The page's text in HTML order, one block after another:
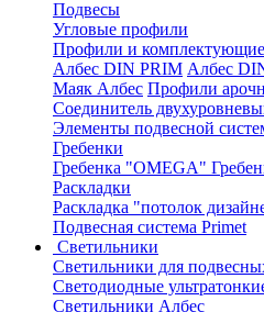
Подвесы
Угловые профили
Профили и
Албес DIN PRIM Албес
Маяк Албес Профили
Соединитель
Элементы подвесной
Гребенки
Гребенка "OMEGA"
Раскладки
Раскладка "потолок
Подвесная система Primet
Светильники
Светильники для
Светодиодные
Светильники Албес